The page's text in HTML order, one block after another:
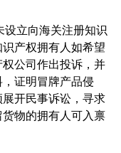
设立向海关注册知识
产权拥有人如希望
公司作出投诉，并
证明冒牌产品侵
开民事诉讼，寻求
物的拥有人可入禀